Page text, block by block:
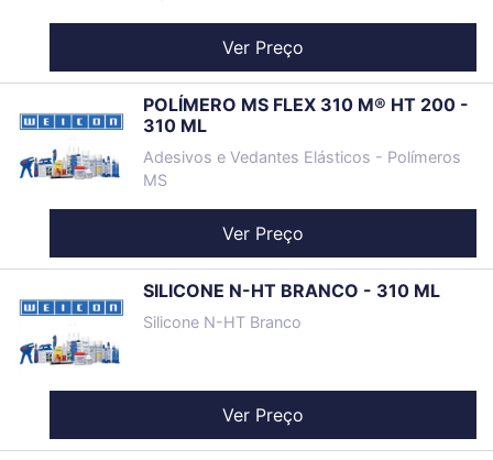
Ver Preço
POLÍMERO MS FLEX 310 M® HT 200 -
310 ML
Adesivos e Vedantes Elásticos - Polímeros
MS
Ver Preço
SILICONE N-HT BRANCO - 310 ML
Silicone N-HT Branco
Ver Preço